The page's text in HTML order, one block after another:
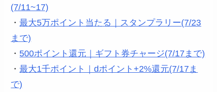
(7/11~17)
・最大5万ポイント当たる｜スタンプラリー(7/23
まで)
・ 500ポイント還元｜ギフト券チャージ(7/17まで)
・最大1千ポイント｜dポイント+2%還元(7/17ま
で)